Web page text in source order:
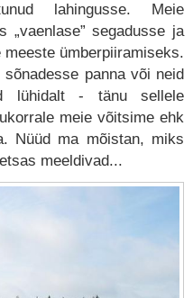
lahingusse. Meie
„vaenlase” segadusse ja
ümberpiiramiseks.
panna või neid
lühidalt - tänu sellele
meie võitsime ehk
Nüüd ma mõistan, miks
meeldivad...